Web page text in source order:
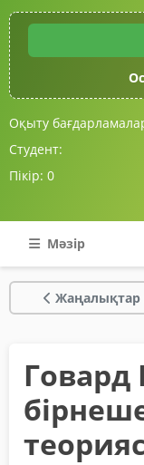
Оқыту
Студент:
Пікір: 0
Мәзір
Жаңалықтар
Говард